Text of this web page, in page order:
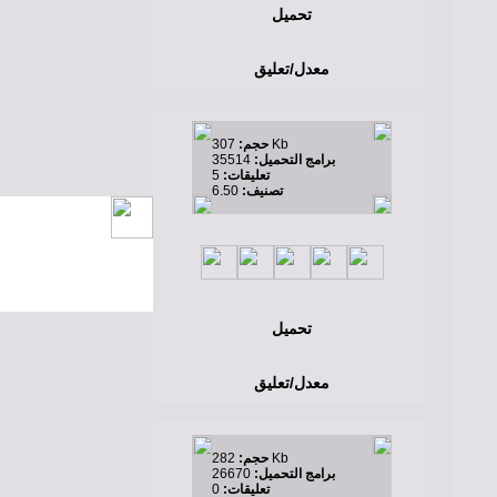
تحميل
معدل/تعليق
حجم: 307 Kb
برامج التحميل:
تعليقات:
تصنيف:
تحميل
معدل/تعليق
حجم: 282 Kb
برامج التحميل:
تعليقات: